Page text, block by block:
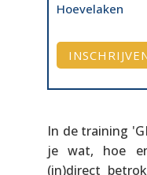
Hoevelaken
In de training
je wat, hoe
(in)direct